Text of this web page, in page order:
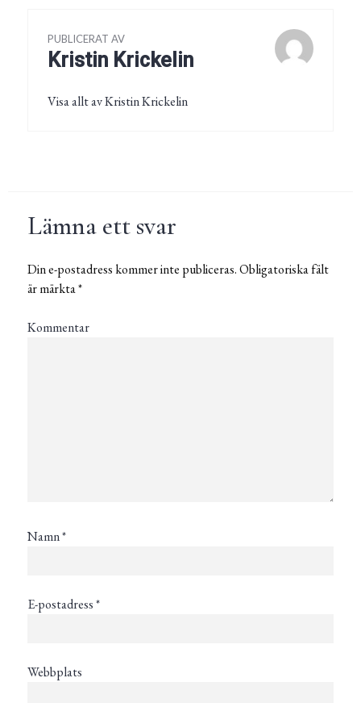
PUBLICERAT AV
Kristin Krickelin
Visa allt av Kristin Krickelin
Lämna ett svar
Din e-postadress kommer inte publiceras.Obligatoriska fält
är märkta*
Kommentar
Namn*
E-postadress*
Webbplats